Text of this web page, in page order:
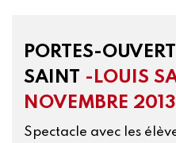
PORTES-
SAINT -LOUIS
NOVEMBRE 2013
Spectacle avec les